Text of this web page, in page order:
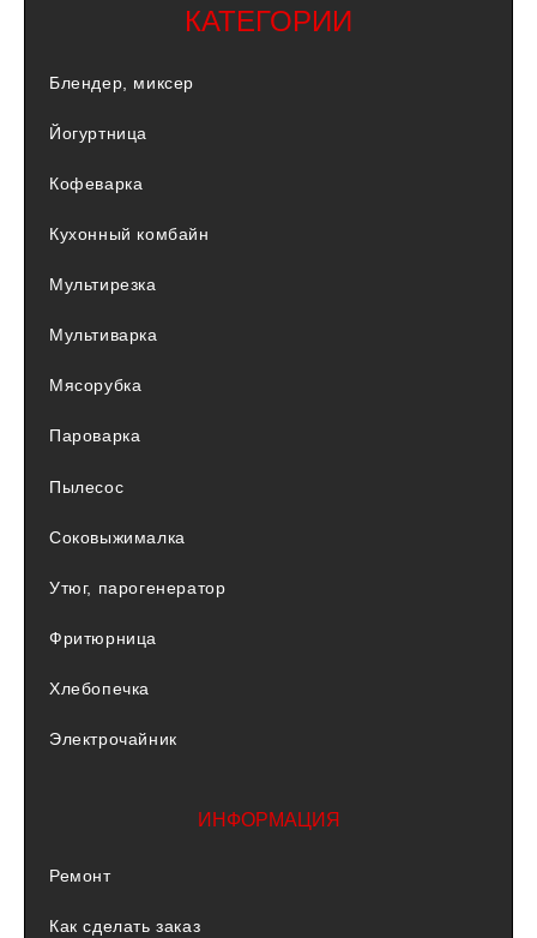
КАТЕГОРИИ
Блендер, миксер
Йогуртница
Кофеварка
Кухонный комбайн
Мультирезка
Мультиварка
Мясорубка
Пароварка
Пылесос
Соковыжималка
Утюг, парогенератор
Фритюрница
Хлебопечка
Электрочайник
ИНФОРМАЦИЯ
Ремонт
Как сделать заказ